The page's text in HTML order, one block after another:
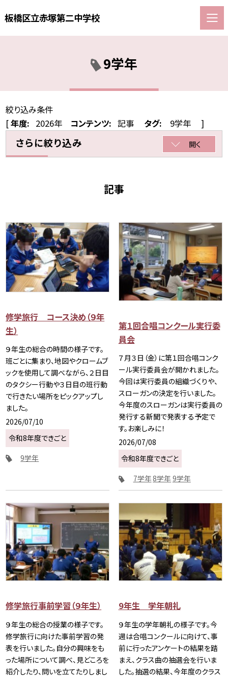
板橋区立赤塚第二中学校
9学年
絞り込み条件
[年度: 2026年 コンテンツ: 記事 タグ: 9学年 ]
さらに絞り込み 開く
記事
修学旅行 コース決め（９年
生）
９年生の総合の時間の様子です。
班ごとに集まり、地図やクロームブ
ックを使用して調べながら、２日目
のタクシー行動や３日目の班行動
で行きたい場所をピックアップし
ました。
2026/07/10
令和8年度できごと
9学年
第１回合唱コンクール実行委
員会
７月３日（金）に第１回合唱コンク
ール実行委員会が開かれました。
今回は実行委員の組織づくりや、
スローガンの決定を行いました。
今年度のスローガンは実行委員の
発行する新聞で発表する予定で
す。お楽しみに！
2026/07/08
令和8年度できごと
7学年8学年9学年
修学旅行事前学習（９年生）
９年生の総合の授業の様子です。
修学旅行に向けた事前学習の発
表を行いました。自分の興味をも
った場所について調べ、見どころを
紹介したり、問いを立てたりしまし
9年生 学年朝礼
９年生の学年朝礼の様子です。今
週は合唱コンクールに向けて、事
前に行ったアンケートの結果を踏
まえ、クラス曲の抽選会を行いま
した。抽選の結果、今年度のクラス